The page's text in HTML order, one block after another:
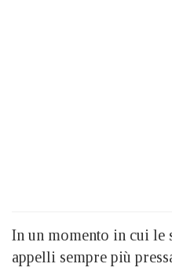
In un momento in cui le
appelli sempre più